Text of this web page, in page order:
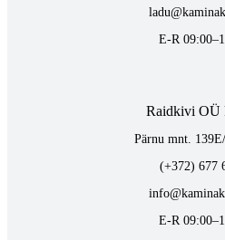
E-R
Raidkivi OÜ
Pärnu mnt.
(+372) 677
E-R